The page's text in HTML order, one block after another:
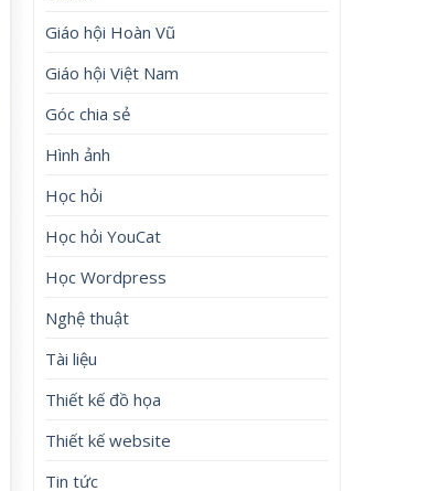
Giáo hội Hoàn Vũ
Giáo hội Việt Nam
Góc chia sẻ
Hình ảnh
Học hỏi
Học hỏi YouCat
Học Wordpress
Nghệ thuật
Tài liệu
Thiết kế đồ họa
Thiết kế website
Tin tức